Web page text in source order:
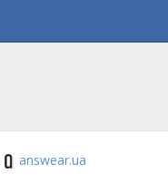
answear.ua